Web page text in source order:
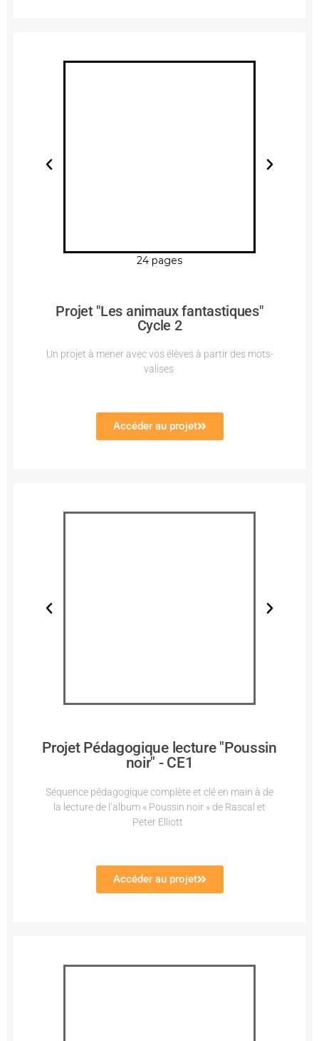
24 pages
Projet "Les animaux fantastiques"
Cycle 2
Un projet à mener avec vos élèves à partir des mots-
valises
Accéder au projet
Projet Pédagogique lecture "Poussin
noir" - CE1
Séquence pédagogique complète et clé en main à de
la lecture de l’album « Poussin noir » de Rascal et
Peter Elliott
Accéder au projet